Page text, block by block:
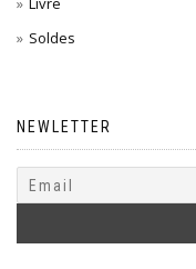
Soldes
NEWLETTER